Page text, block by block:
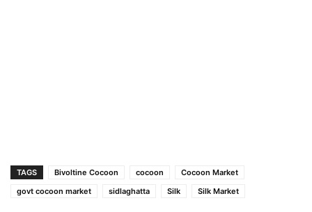
TAGS Bivoltine Cocoon cocoon
Cocoon Market
govt cocoon market
sidlaghatta Silk Silk Market